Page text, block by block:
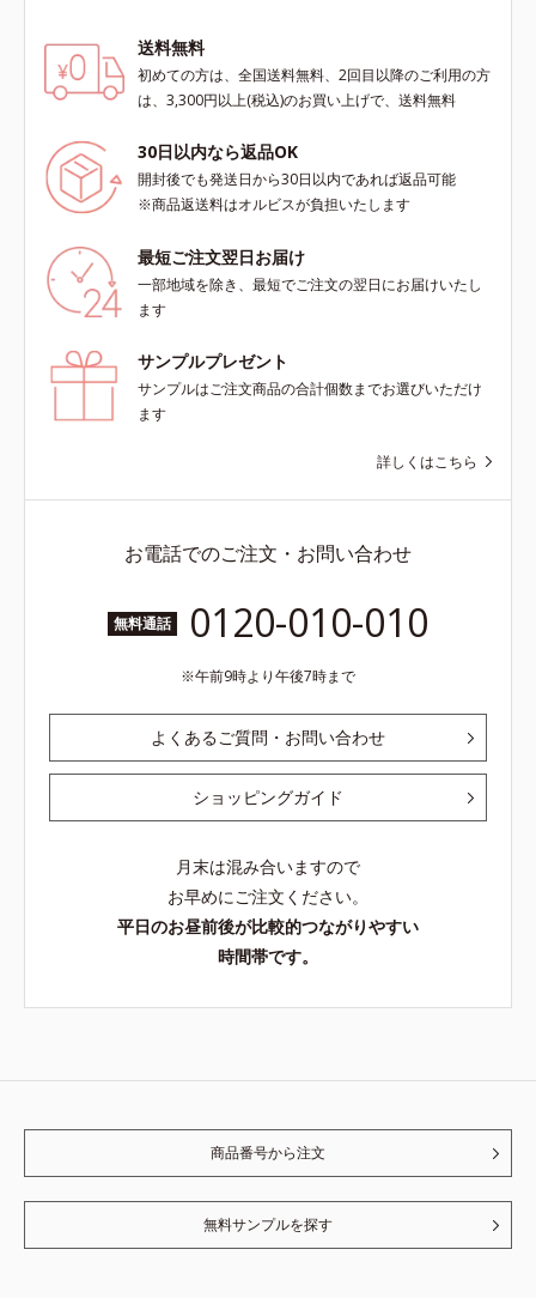
送料無料
初めての方は、全国送料無料、2回目以降のご利用の方
は、3,300円以上(税込)のお買い上げで、送料無料
30日以内なら返品OK
開封後でも発送日から30日以内であれば返品可能
※商品返送料はオルビスが負担いたします
最短ご注文翌日お届け
一部地域を除き、最短でご注文の翌日にお届けいたし
ます
サンプルプレゼント
サンプルはご注文商品の合計個数までお選びいただけ
ます
詳しくはこちら
お電話でのご注文・お問い合わせ
無料通話 0120-010-010
午前9時より午後7時まで
よくあるご質問・お問い合わせ
ショッピングガイド
月末は混み合いますので
お早めにご注文ください。
平日のお昼前後が比較的つながりやすい
時間帯です。
商品番号から注文
無料サンプルを探す